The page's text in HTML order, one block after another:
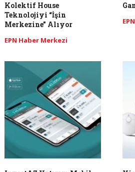
Kolektif House
Teknolojiyi “İşin
Merkezine” Alıyor
EPN Haber Merkezi